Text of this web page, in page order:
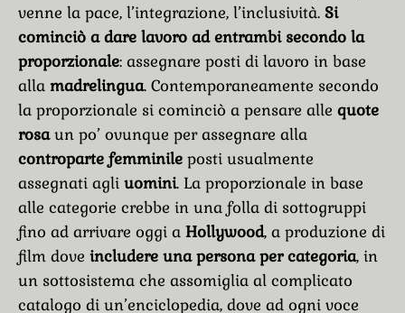
venne la pace, l’integrazione, l’inclusività. Si
cominciò a dare lavoro ad entrambi secondo la
proporzionale: assegnare posti di lavoro in base
alla madrelingua. Contemporaneamente secondo
la proporzionale si cominciò a pensare alle quote
rosaun po’ ovunque per assegnare alla
controparte femminile posti usualmente
assegnati agli uomini. La proporzionale in base
alle categorie crebbe in una folla di sottogruppi
fino ad arrivare oggi a Hollywood, a produzione di
film dove includere una persona per categoria, in
un sottosistema che assomiglia al complicato
catalogo di un’enciclopedia, dove ad ogni voce